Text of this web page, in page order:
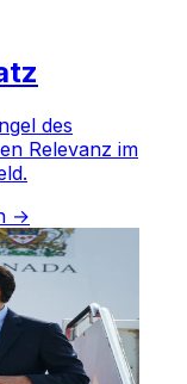
des
Relevanz im
→